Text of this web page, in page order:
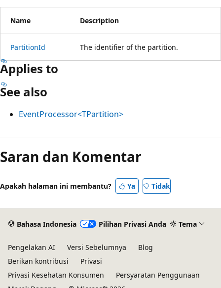
Name Description
PartitionId The identifier of the partition.
Applies to
See also
EventProcessor<TPartition>
Mode
baca
dinonaktifkan
Saran dan Komentar
Apakah halaman ini membantu? Ya Tidak
Bahasa Indonesia Pilihan Privasi Anda Tema
Pengelakan AI Versi Sebelumnya
Blog
Berikan kontribusi
Privasi
Privasi Kesehatan Konsumen
Persyaratan Penggunaan